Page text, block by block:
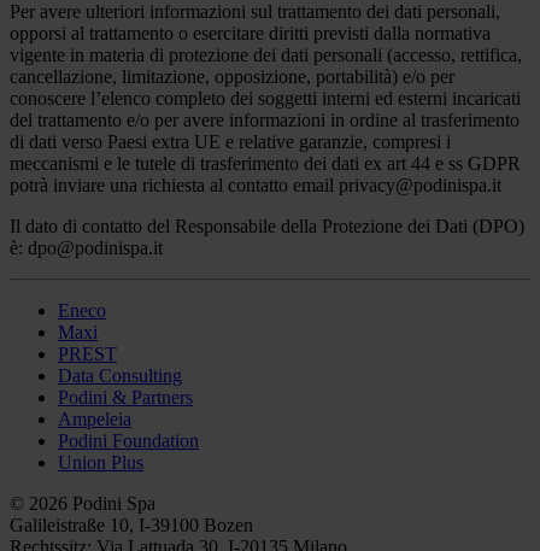
Per avere ulteriori informazioni sul trattamento dei dati personali,
opporsi al trattamento o esercitare diritti previsti dalla normativa
vigente in materia di protezione dei dati personali (accesso, rettifica,
cancellazione, limitazione, opposizione, portabilità) e/o per
conoscere l’elenco completo dei soggetti interni ed esterni incaricati
del trattamento e/o per avere informazioni in ordine al trasferimento
di dati verso Paesi extra UE e relative garanzie, compresi i
meccanismi e le tutele di trasferimento dei dati ex art 44 e ss GDPR
potrà inviare una richiesta al contatto email privacy@podinispa.it
Il dato di contatto del Responsabile della Protezione dei Dati (DPO)
è: dpo@podinispa.it
Eneco
Maxi
PREST
Data Consulting
Podini & Partners
Ampeleia
Podini Foundation
Union Plus
© 2026 Podini Spa
Galileistraße 10, I-39100 Bozen
Rechtssitz: Via Lattuada 30, I-20135 Milano